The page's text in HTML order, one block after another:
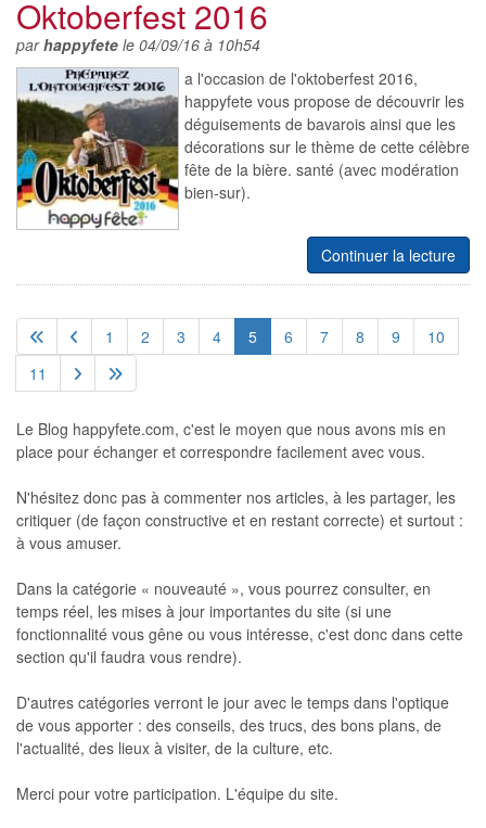
Oktoberfest 2016
parhappyfete le 04/09/16 à 10h54
a l'occasion de l'oktoberfest 2016,
happyfete vous propose de découvrir les
déguisements de bavarois ainsi que les
décorations sur le thème de cette célèbre
fête de la bière. santé (avec modération
bien-sur).
Continuer la lecture
1 2 3 4 5 6 7 8 9
10
11
Le Blog happyfete.com, c'est le moyen que nous avons mis en
place pour échanger et correspondre facilement avec vous.
N'hésitez donc pas à commenter nos articles, à les partager, les
critiquer (de façon constructive et en restant correcte) et surtout :
à vous amuser.
Dans la catégorie « nouveauté », vous pourrez consulter, en
temps réel, les mises à jour importantes du site (si une
fonctionnalité vous gêne ou vous intéresse, c'est donc dans cette
section qu'il faudra vous rendre).
D'autres catégories verront le jour avec le temps dans l'optique
de vous apporter : des conseils, des trucs, des bons plans, de
l'actualité, des lieux à visiter, de la culture, etc.
Merci pour votre participation. L'équipe du site.